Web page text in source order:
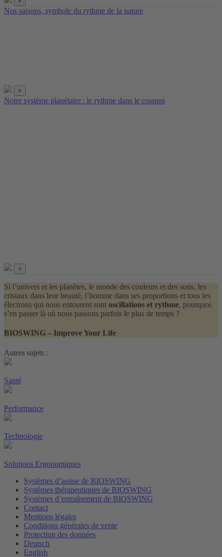
Nos saisons, symbole du rythme de la nature
×
Notre système planétaire : le rythme dans le cosmos
×
Si l’univers et les planètes, le monde des couleurs et des sons, les
cristaux dans leur beauté, l’homme dans ses proportions et tous les
électrons qui nous entourent sont oscillations et rythme, pourquoi
s’en passer là où nous passons parfois le plus de temps ?
BIOSWING – Improve Your Life
Autres sujets :
Santé
Performance
Technologie
Solutions Ergonomiques
Systèmes d’assise de BIOSWING
Systèmes thérapeutiques de BIOSWING
Systèmes d’entraînement de BIOSWING
Contact
Mentions légales
Conditions générales de vente
Protection des données
Deutsch
English